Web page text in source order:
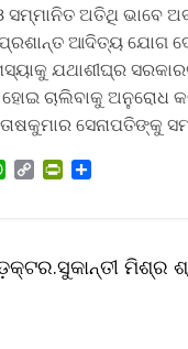
ସମ୍ମାନିତ ଅତିଥି ଭାବେ
ଆଦିତ୍ୟ ଯୋଗ
ଯଥାଶୀଘ୍ର
ହୋଇ ଚାଲିବାକୁ
ସେନାପତିଙ୍କୁ
W
A
C
i
P
F
ଡ଼କ୍ଟର.ସୁକାନ୍ତୀ ମିଶ୍ର